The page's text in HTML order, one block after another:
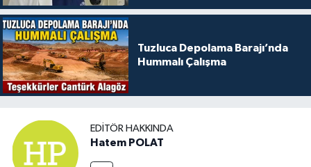
Tuzluca Depolama Barajı’nda
Hummalı Çalışma
EDITÖR HAKKINDA
Hatem POLAT